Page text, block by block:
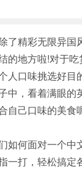
了精彩无限异国
的地方啦!对于
人口味挑选好目
中，看着满眼的
自己口味的美食
如何面对一个中
一打，轻松搞定